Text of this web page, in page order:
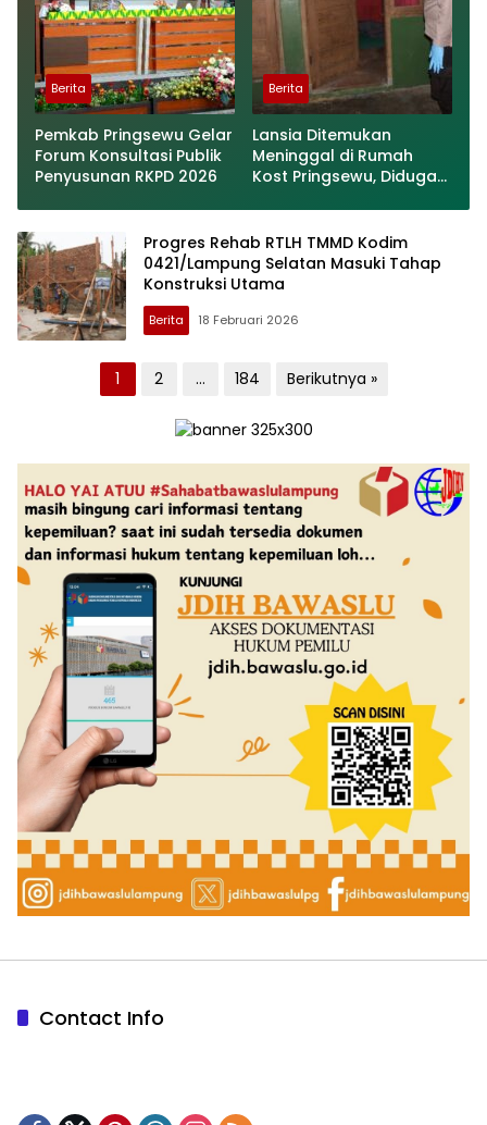
Berita
Pemkab Pringsewu Gelar
Forum Konsultasi Publik
Penyusunan RKPD 2026
Berita
Lansia Ditemukan
Meninggal di Rumah
Kost Pringsewu, Diduga
Progres Rehab RTLH TMMD Kodim
0421/Lampung Selatan Masuki Tahap
Konstruksi Utama
Berita 18 Februari 2026
Paginasi1 2 … 184 Berikutnya »
Contact Info